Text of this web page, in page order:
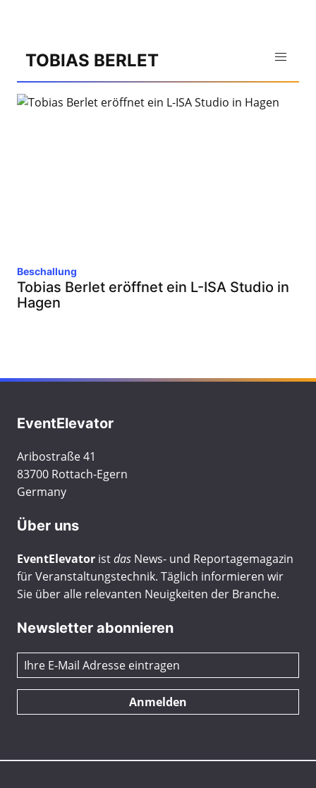
TOBIAS BERLET
Beschallung
Tobias Berlet eröffnet ein L-ISA Studio in
Hagen
EventElevator
Aribostraße 41
83700 Rottach-Egern
Germany
Über uns
EventElevator istdas News- und Reportagemagazin
für Veranstaltungstechnik. Täglich informieren wir
Sie über alle relevanten Neuigkeiten der Branche.
Newsletter abonnieren
Anmelden